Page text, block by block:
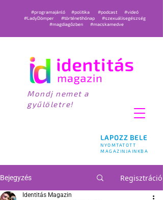
LAPOZZ BELE
NYOMTATOTT
MAGAZINJAINKBA
#programajánló #politika #podcast
#videó
#LadyDömper
#történetihónap
#szexuálisegészség
#magdiagőzben
#macskamedve
Mondj nemet a
gyűlöletre!
Bejegyzés Regisztráció
Identitás Magazin